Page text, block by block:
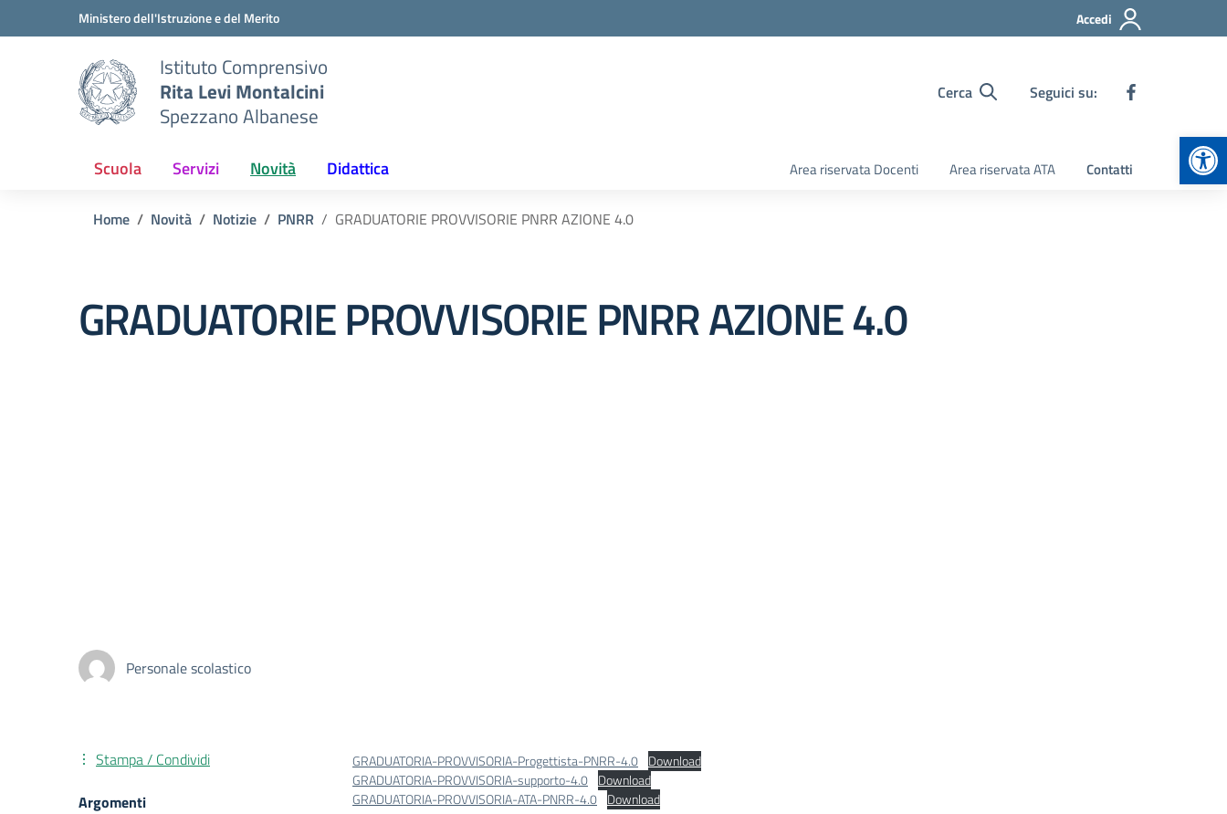
Vai ai contenuti
Vai al menu di navigazioneMinistero dell'Istruzione e del Merito Accedi
Istituto Comprensivo
Rita Levi Montalcini
Spezzano Albanese
Cerca Seguici su:
Scuola Servizi Novità Didattica Area riservata Docenti Area riservata ATA Contatti
Home Novità Notizie PNRR GRADUATORIE PROVVISORIE PNRR AZIONE 4.0
GRADUATORIE PROVVISORIE PNRR AZIONE 4.0
Personale scolastico
GRADUATORIA-PROVVISORIA-Progettista-PNRR-4.0 Download
GRADUATORIA-PROVVISORIA-supporto-4.0 Download
GRADUATORIA-PROVVISORIA-ATA-PNRR-4.0 Download
Stampa / Condividi
Argomenti